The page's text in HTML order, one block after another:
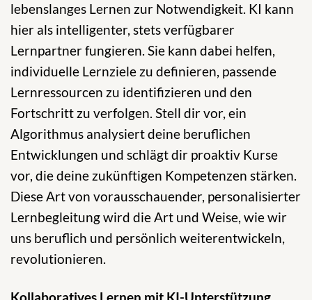
lebenslanges Lernen zur Notwendigkeit. KI kann
hier als intelligenter, stets verfügbarer
Lernpartner fungieren. Sie kann dabei helfen,
individuelle Lernziele zu definieren, passende
Lernressourcen zu identifizieren und den
Fortschritt zu verfolgen. Stell dir vor, ein
Algorithmus analysiert deine beruflichen
Entwicklungen und schlägt dir proaktiv Kurse
vor, die deine zukünftigen Kompetenzen stärken.
Diese Art von vorausschauender, personalisierter
Lernbegleitung wird die Art und Weise, wie wir
uns beruflich und persönlich weiterentwickeln,
revolutionieren.